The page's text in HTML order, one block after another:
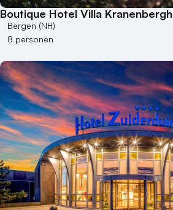
Boutique Hotel Villa Kranenbergh
Bergen (NH)
8 personen